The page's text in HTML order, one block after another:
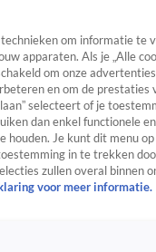
om informatie te
apparaten. Als je „Alle
om onze
en om de prestaties
selecteert of je
dan enkel functionele
houden. Je kunt dit menu
in te trekken
zullen overal binnen
voor meer informatie.